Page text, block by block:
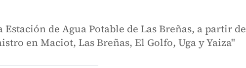
de Agua Potable de Las Breñas, a partir de
en Maciot, Las Breñas, El Golfo, Uga y Yaiza"